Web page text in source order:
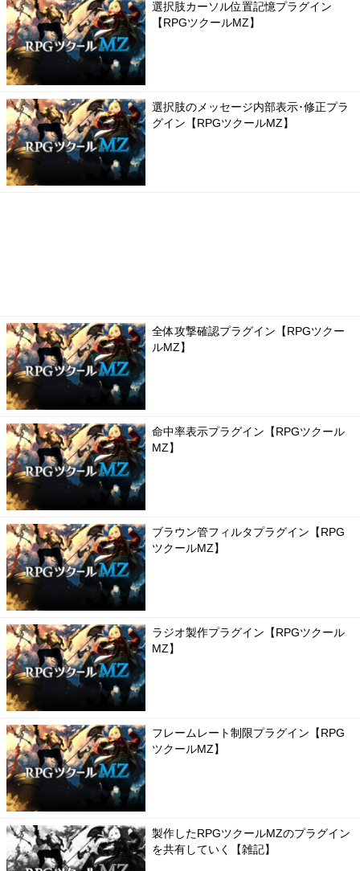
選択肢カーソル位置記憶プラグイン
【RPGツクールMZ】
選択肢のメッセージ内部表示･修正プラ
グイン【RPGツクールMZ】
全体攻撃確認プラグイン【RPGツクー
ルMZ】
命中率表示プラグイン【RPGツクール
MZ】
ブラウン管フィルタプラグイン【RPG
ツクールMZ】
ラジオ製作プラグイン【RPGツクール
MZ】
フレームレート制限プラグイン【RPG
ツクールMZ】
製作したRPGツクールMZのプラグイン
を共有していく【雑記】